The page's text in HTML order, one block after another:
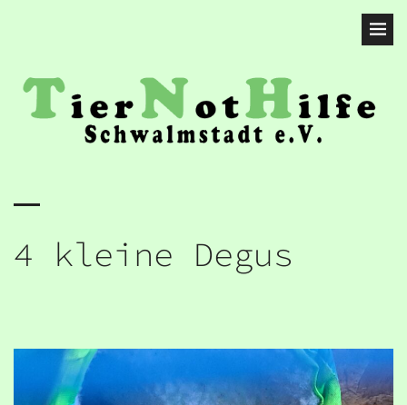
4 kleine Degus